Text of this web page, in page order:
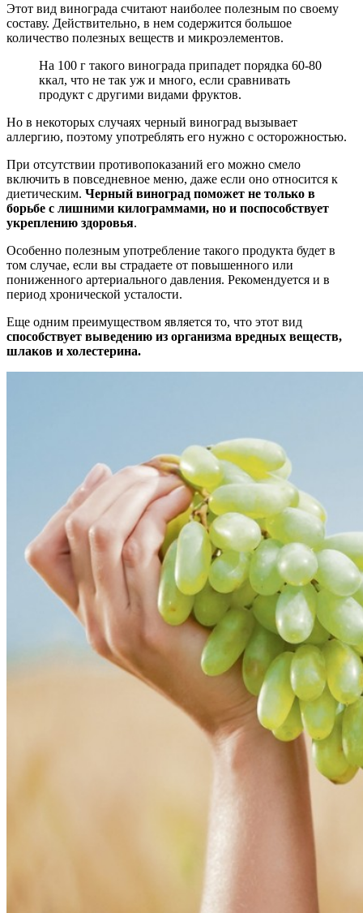
Этот вид винограда считают наиболее полезным по своему
составу. Действительно, в нем содержится большое
количество полезных веществ и микроэлементов.
На 100 г такого винограда припадет порядка 60-80
ккал, что не так уж и много, если сравнивать
продукт с другими видами фруктов.
Но в некоторых случаях черный виноград вызывает
аллергию, поэтому употреблять его нужно с осторожностью.
При отсутствии противопоказаний его можно смело
включить в повседневное меню, даже если оно относится к
диетическим. Черный виноград поможет не только в
борьбе с лишними килограммами, но и поспособствует
укреплению здоровья.
Особенно полезным употребление такого продукта будет в
том случае, если вы страдаете от повышенного или
пониженного артериального давления. Рекомендуется и в
период хронической усталости.
Еще одним преимуществом является то, что этот вид
способствует выведению из организма вредных веществ,
шлаков и холестерина.